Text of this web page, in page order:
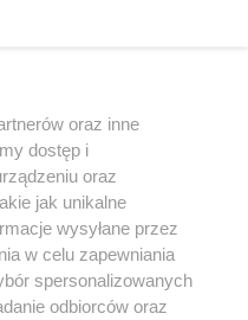
oraz inne
dostęp i
oraz
jak unikalne
wysyłane przez
w celu zapewniania
spersonalizowanych
odbiorców oraz